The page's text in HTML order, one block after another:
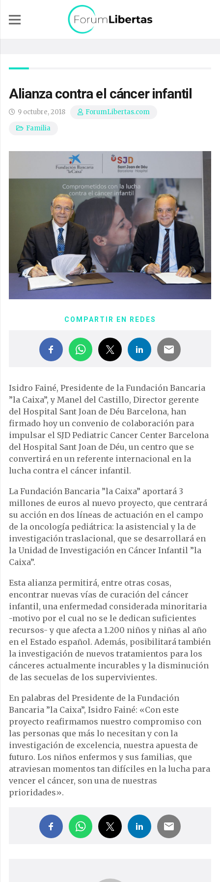
Alianza contra el cáncer infantil
9 octubre, 2018
ForumLibertas.com
Familia
COMPARTIR EN REDES
Isidro Fainé, Presidente de la Fundación Bancaria
”la Caixa”, y Manel del Castillo, Director gerente
del Hospital Sant Joan de Déu Barcelona, han
firmado hoy un convenio de colaboración para
impulsar el SJD Pediatric Cancer Center Barcelona
del Hospital Sant Joan de Déu, un centro que se
convertirá en un referente internacional en la
lucha contra el cáncer infantil.
La Fundación Bancaria ”la Caixa” aportará 3
millones de euros al nuevo proyecto, que centrará
su acción en dos líneas de actuación en el campo
de la oncología pediátrica: la asistencial y la de
investigación traslacional, que se desarrollará en
la Unidad de Investigación en Cáncer Infantil ”la
Caixa”.
Esta alianza permitirá, entre otras cosas,
encontrar nuevas vías de curación del cáncer
infantil, una enfermedad considerada minoritaria
-motivo por el cual no se le dedican suficientes
recursos- y que afecta a 1.200 niños y niñas al año
en el Estado español. Además, posibilitará también
la investigación de nuevos tratamientos para los
cánceres actualmente incurables y la disminución
de las secuelas de los supervivientes.
En palabras del Presidente de la Fundación
Bancaria ”la Caixa”, Isidro Fainé: «Con este
proyecto reafirmamos nuestro compromiso con
las personas que más lo necesitan y con la
investigación de excelencia, nuestra apuesta de
futuro. Los niños enfermos y sus familias, que
atraviesan momentos tan difíciles en la lucha para
vencer el cáncer, son una de nuestras
prioridades».